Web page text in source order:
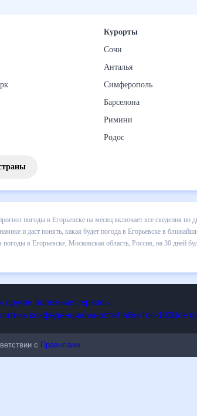
Курорты
Сочи
Анталья
Симферополь
Барселона
Римини
Родос
на 30 дней. Этот прогноз погоды в
визуализация прогноза покажет все
к каким изменениям нужно быть готовым и как
Россия, на 30 дней будет полезен всем, в
и другие полезные сервисы
сПравилами